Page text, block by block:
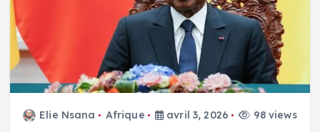
Elie Nsana Afrique avril 3, 2026 98 views